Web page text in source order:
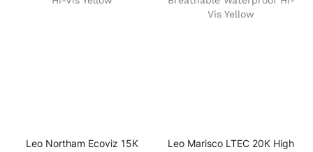
Leo Northam Ecoviz 15K
Leo Marisco LTEC 20K High